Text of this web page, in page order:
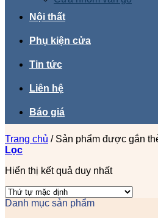
Nội thất
Phụ kiện cửa
Tin tức
Liên hệ
Báo giá
Trang chủ /Sản phẩm được gắn
Lọc
Hiển thị kết quả duy nhất
Danh mục sản phẩm